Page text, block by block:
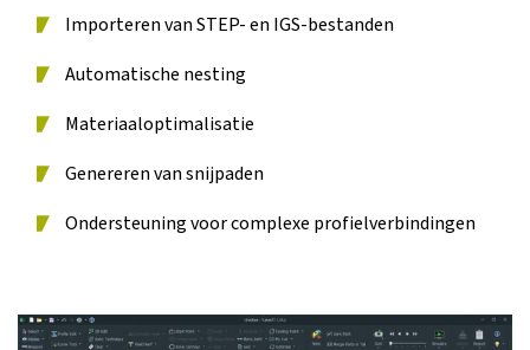
Importeren van STEP- en IGS-bestanden
Automatische nesting
Materiaaloptimalisatie
Genereren van snijpaden
Ondersteuning voor complexe profielverbindingen